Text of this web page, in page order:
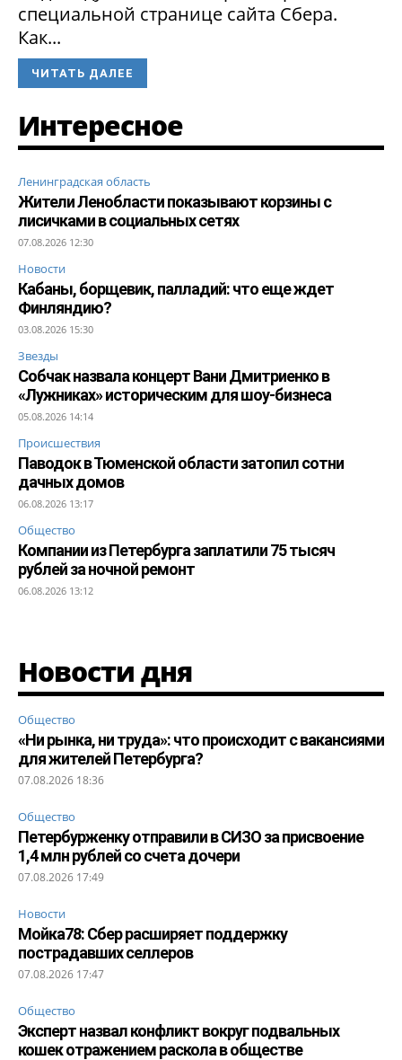
специальной странице сайта Сбера.
Как...
ЧИТАТЬ ДАЛЕЕ
Интересное
Ленинградская область
Жители Ленобласти показывают корзины с
лисичками в социальных сетях
07.08.2026 12:30
Новости
Кабаны, борщевик, палладий: что еще ждет
Финляндию?
03.08.2026 15:30
Звезды
Собчак назвала концерт Вани Дмитриенко в
«Лужниках» историческим для шоу-бизнеса
05.08.2026 14:14
Происшествия
Паводок в Тюменской области затопил сотни
дачных домов
06.08.2026 13:17
Общество
Компании из Петербурга заплатили 75 тысяч
рублей за ночной ремонт
06.08.2026 13:12
Новости дня
Общество
«Ни рынка, ни труда»: что происходит с вакансиями
для жителей Петербурга?
07.08.2026 18:36
Общество
Петербурженку отправили в СИЗО за присвоение
1,4 млн рублей со счета дочери
07.08.2026 17:49
Новости
Мойка78: Сбер расширяет поддержку
пострадавших селлеров
07.08.2026 17:47
Общество
Эксперт назвал конфликт вокруг подвальных
кошек отражением раскола в обществе